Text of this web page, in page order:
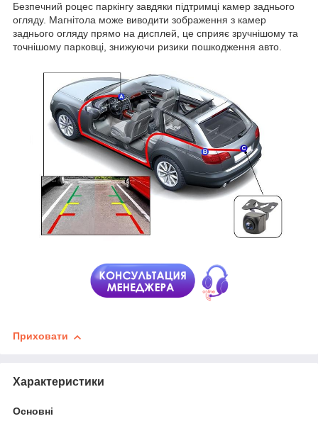
Безпечний роцес паркінгу завдяки підтримці камер заднього
огляду. Магнітола може виводити зображення з камер
заднього огляду прямо на дисплей, це сприяє зручнішому та
точнішому парковці, знижуючи ризики пошкодження авто.
Приховати
Характеристики
Основні